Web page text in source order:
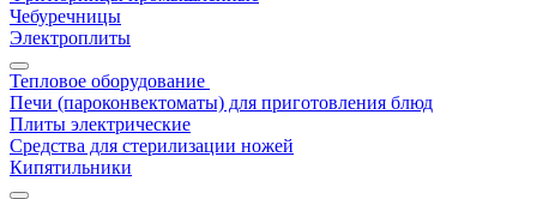
Чебуречницы
Электроплиты
Тепловое оборудование
Печи (пароконвектоматы) для приготовления блюд
Плиты электрические
Средства для стерилизации ножей
Кипятильники